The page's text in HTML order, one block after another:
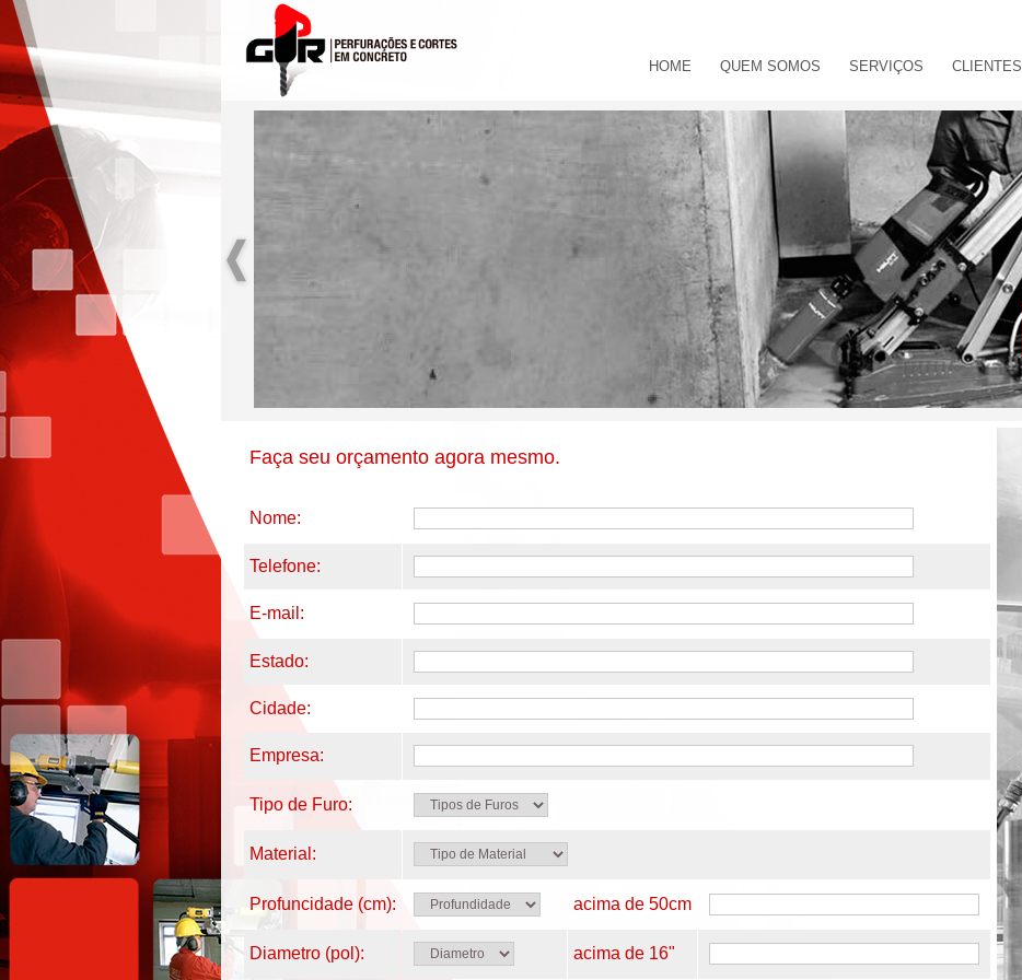
HOME QUEM SOMOS SERVIÇOS CLIENTES
Faça seu orçamento agora mesmo.
Nome:
Telefone:
E-mail:
Estado:
Cidade:
Empresa:
Tipo de Furo:
Material:
Profuncidade (cm): acima de 50cm
Diametro (pol): acima de 16"